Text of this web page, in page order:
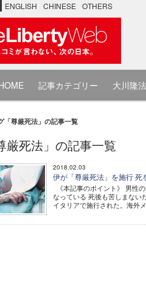
ENGLISH CHINESE OTHERS
記事カテゴリー 大川隆
「尊厳死法」の記事一覧
厳死法」の記事一覧
2018.02.03
伊が「尊厳死法」を施行 死
《本記事のポイント》 男性
なっている 死後も苦しまない
イタリアで施行された。海外